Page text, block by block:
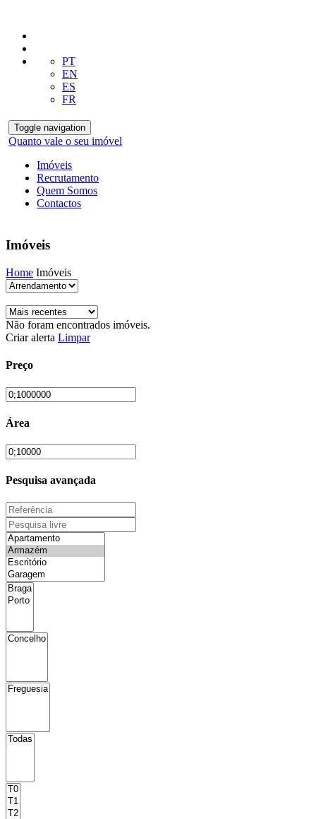
PT
EN
ES
FR
Toggle navigation
Quanto vale o seu imóvel
Imóveis
Recrutamento
Quem Somos
Contactos
Imóveis
Home Imóveis
Não foram encontrados imóveis.
Criar alerta Limpar
Preço
Área
Pesquisa avançada